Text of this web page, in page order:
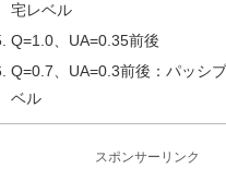
宅レベル
Q=1.0、UA=0.35前後
Q=0.7、UA=0.3前後：パッシ
ベル
スポンサーリンク